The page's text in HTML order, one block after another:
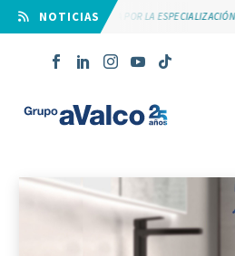
⠀NOTICIAS
SUYCAL 2000 APUESTA POR LA ESPECIALIZACIÓN